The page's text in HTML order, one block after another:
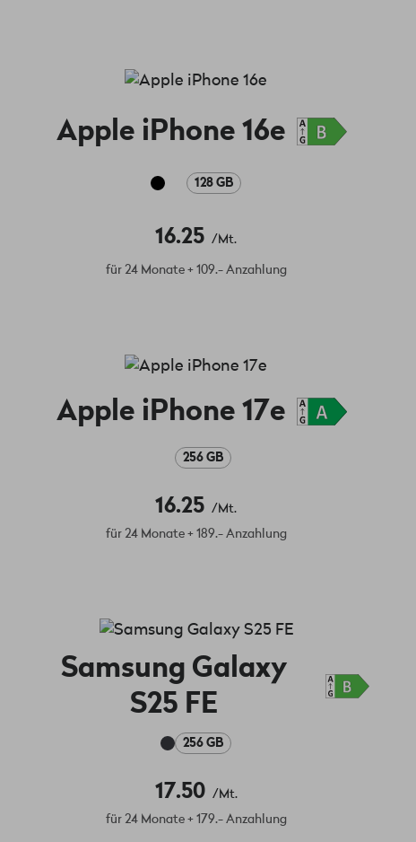
Apple iPhone 16e
128 GB
16.25 /Mt.
für 24 Monate + 109.- Anzahlung
Apple iPhone 17e
256 GB
16.25 /Mt.
für 24 Monate + 189.- Anzahlung
Samsung Galaxy
S25 FE
256 GB
17.50
/Mt.
für 24 Monate + 179.- Anzahlung